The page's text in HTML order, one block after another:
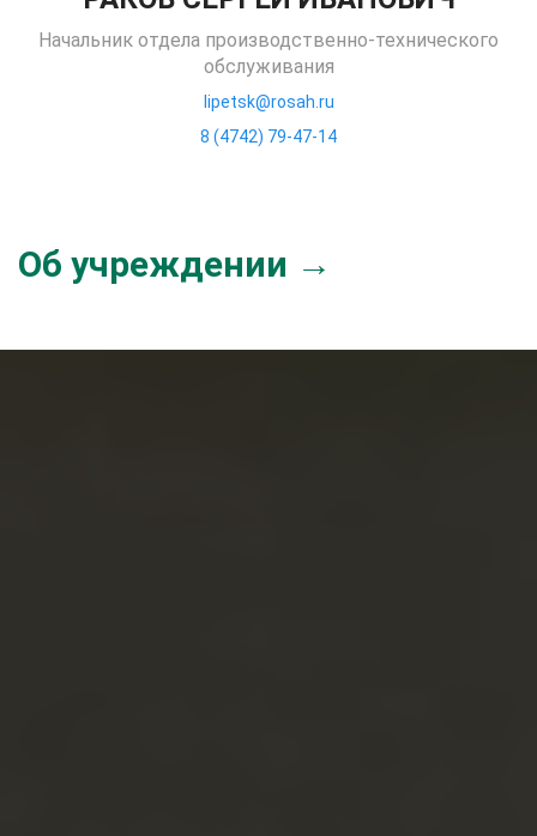
Начальник отдела производственно-технического
обслуживания
lipetsk@rosah.ru
8 (4742) 79-47-14
Об учреждении →